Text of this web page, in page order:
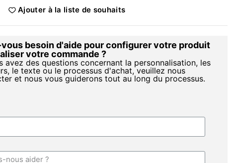
Ajouter à la liste de souhaits
besoin d'aide pour configurer votre produit
votre commande ?
avez des questions concernant la personnalisation, les
le texte ou le processus d'achat, veuillez nous
et nous vous guiderons tout au long du processus.